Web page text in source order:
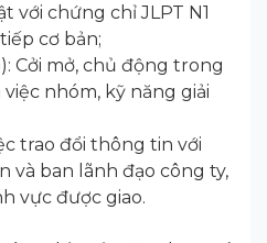
với chứng chỉ JLPT N1
cơ bản;
Cởi mở, chủ động trong
nhóm, kỹ năng giải
trao đổi thông tin với
và ban lãnh đạo công ty,
vực được giao.